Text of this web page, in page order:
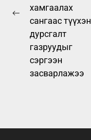
Previous
хамгаалах
сангаас түүхэн
дурсгалт
газруудыг
сэргээн
засварлажээ